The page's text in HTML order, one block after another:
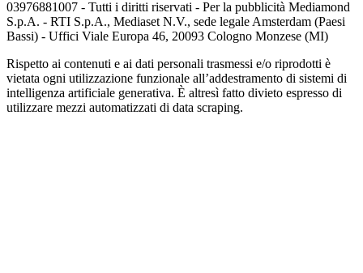
03976881007 - Tutti i diritti riservati - Per la pubblicità Mediamond
S.p.A. - RTI S.p.A., Mediaset N.V., sede legale Amsterdam (Paesi
Bassi) - Uffici Viale Europa 46, 20093 Cologno Monzese (MI)
Rispetto ai contenuti e ai dati personali trasmessi e/o riprodotti è
vietata ogni utilizzazione funzionale all’addestramento di sistemi di
intelligenza artificiale generativa. È altresì fatto divieto espresso di
utilizzare mezzi automatizzati di data scraping.